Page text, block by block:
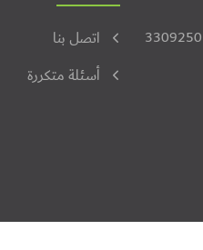
اتصل بنا
أسئلة متكررة